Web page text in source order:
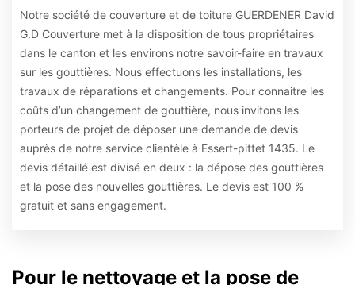
Notre société de couverture et de toiture GUERDENER David
G.D Couverture met à la disposition de tous propriétaires
dans le canton et les environs notre savoir-faire en travaux
sur les gouttières. Nous effectuons les installations, les
travaux de réparations et changements. Pour connaitre les
coûts d’un changement de gouttière, nous invitons les
porteurs de projet de déposer une demande de devis
auprès de notre service clientèle à Essert-pittet 1435. Le
devis détaillé est divisé en deux : la dépose des gouttières
et la pose des nouvelles gouttières. Le devis est 100 %
gratuit et sans engagement.
Pour le nettoyage et la pose de